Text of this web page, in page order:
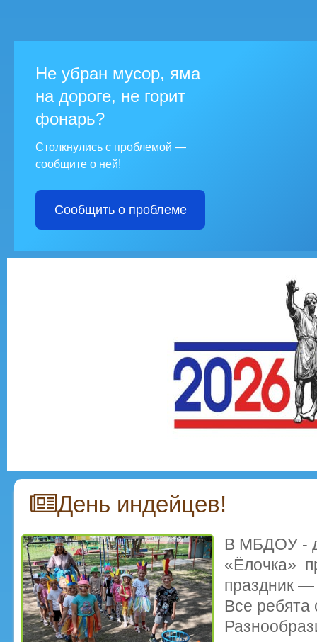
Не убран мусор, яма
на дороге, не горит
фонарь?
Столкнулись с проблемой —
сообщите о ней!
Сообщить о проблеме
День индейцев!
В МБДОУ -
«Ёлочка»
праздник
Все ребята